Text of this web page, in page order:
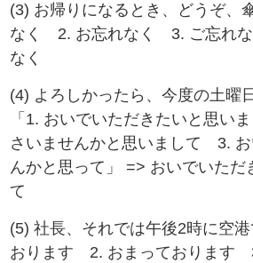
(3) お帰りになるとき、どうぞ、
なく 2. お忘れなく 3. ご忘れな
なく
(4) よろしかったら、今度の土曜
「1. おいでいただきたいと思い
さいませんかと思いまして 3.
んかと思って」 => おいでいただ
て
(5) 社長、それでは午後2時に空
おります 2. おまっております